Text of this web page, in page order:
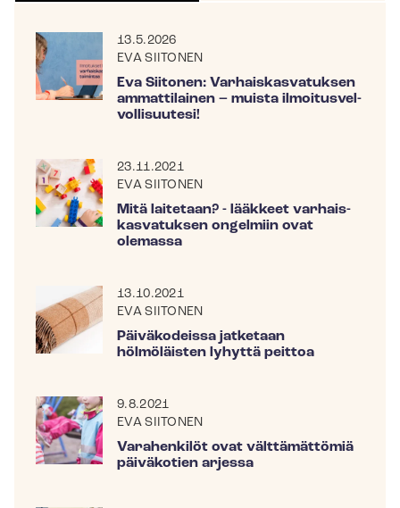
13.5.2026
EVA SIITONEN
Eva Siitonen: Var­hais­kas­va­tuk­sen
ammattilainen – muista il­moi­tus­vel­
vol­li­suu­te­si!
23.11.2021
EVA SIITONEN
Mitä laitetaan? - lääkkeet var­hais­
kas­va­tuk­sen ongelmiin ovat
olemassa
13.10.2021
EVA SIITONEN
Päiväkodeissa jatketaan
hölmöläisten lyhyttä peittoa
9.8.2021
EVA SIITONEN
Varahenkilöt ovat välttämättömiä
päiväkotien arjessa